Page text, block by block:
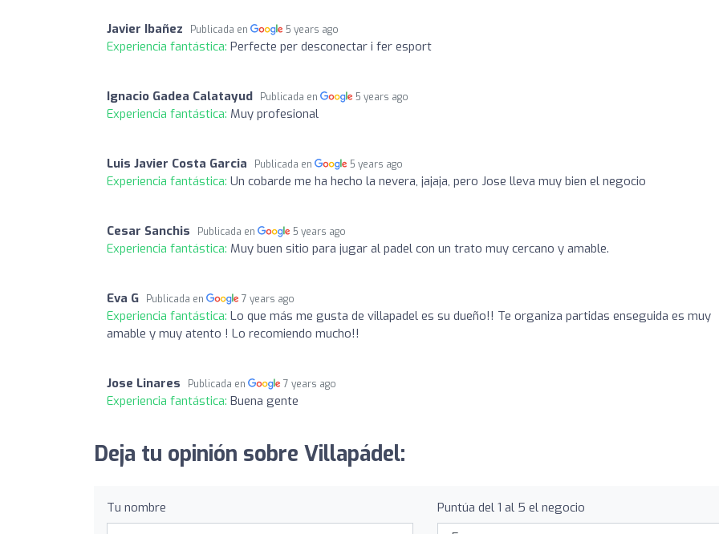
Javier Ibañez Publicada en 5 years ago
Experiencia fantástica: Perfecte per desconectar i fer esport
Ignacio Gadea Calatayud Publicada en 5 years ago
Experiencia fantástica: Muy profesional
Luis Javier Costa Garcia Publicada en 5 years ago
Experiencia fantástica: Un cobarde me ha hecho la nevera, jajaja, pero Jose lleva muy bien el negocio
Cesar Sanchis Publicada en 5 years ago
Experiencia fantástica: Muy buen sitio para jugar al padel con un trato muy cercano y amable.
Eva G Publicada en 7 years ago
Experiencia fantástica: Lo que más me gusta de villapadel es su dueño!! Te organiza partidas enseguida es muy
amable y muy atento ! Lo recomiendo mucho!!
Jose Linares Publicada en 7 years ago
Experiencia fantástica: Buena gente
Deja tu opinión sobre Villapádel:
Tu nombre Puntúa del 1 al 5 el negocio